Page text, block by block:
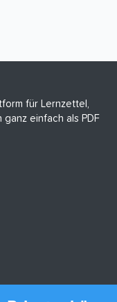
für Lernzettel,
einfach als PDF